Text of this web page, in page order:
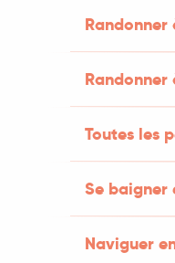
Randonner
Toutes les
Se baigner
Naviguer